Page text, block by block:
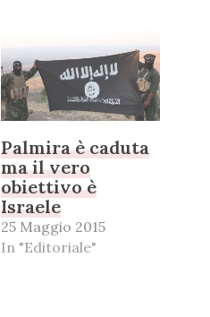
Palmira è caduta
ma il vero
obiettivo è
Israele
25 Maggio 2015
In "Editoriale"